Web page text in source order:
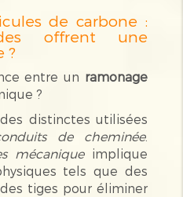
de carbone :
offrent une
?
entre un ramonage
?
distinctes utilisées
de cheminée.
mécaniqueimplique
tels que des
tiges pour éliminer